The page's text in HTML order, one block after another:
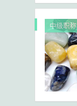
中级职称